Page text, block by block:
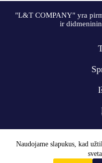
Naudojame slapukus, kad
"L&T COMPANY" yra
ir